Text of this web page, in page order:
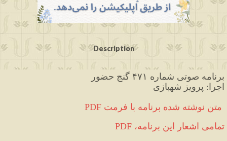
Description
برنامه صوتی شماره ۴۷۱ گنج حضور
اجرا: پرویز شهبازی
PDF ،تمامی اشعار این برنامه